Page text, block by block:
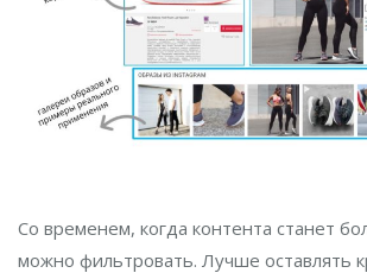
Со временем, когда контента станет
можно фильтровать. Лучше оставлять